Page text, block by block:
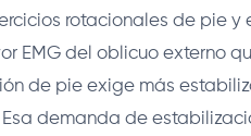
rotacionales de pie y
EMG del oblicuo externo
de pie exige más
Esa demanda de